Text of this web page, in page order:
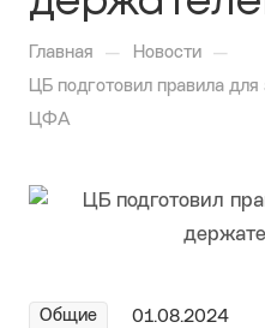
Главная — Новости —
ЦБ подготовил правила
ЦФА
Общие 01.08.2024